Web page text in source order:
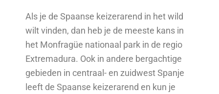
Als je de Spaanse keizerarend in het wild
wilt vinden, dan heb je de meeste kans in
het Monfragüe nationaal park in de regio
Extremadura. Ook in andere bergachtige
gebieden in centraal- en zuidwest Spanje
leeft de Spaanse keizerarend en kun je